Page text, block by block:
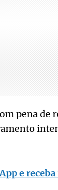
pena de
e